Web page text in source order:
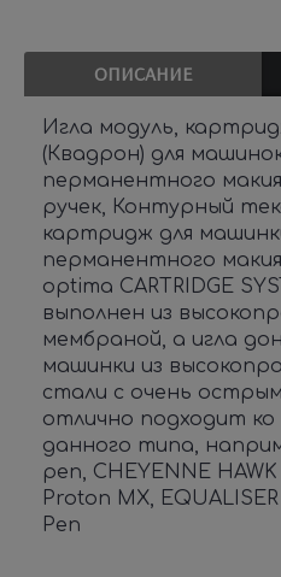
ОПИСАНИЕ
Игла модуль,
(Квадрон) для
перманентного
ручек, Контурный
картридж для
перманентного
optima CARTRIDGE
выполнен из
мембраной, а игла
машинки из
стали с очень
отлично подходит
данного типа,
pen, CHEYENNE
Proton MX,
Pen